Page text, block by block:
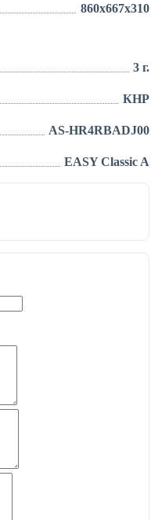
860x667x310
3 г.
КНР
AS-HR4RBADJ00
EASY Classic A